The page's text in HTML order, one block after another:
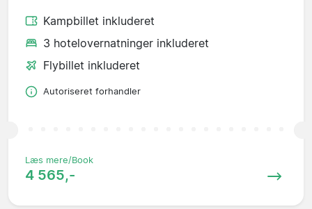
Kampbillet inkluderet
3 hotelovernatninger inkluderet
Flybillet inkluderet
Autoriseret forhandler
Læs mere/Book
4 565,-